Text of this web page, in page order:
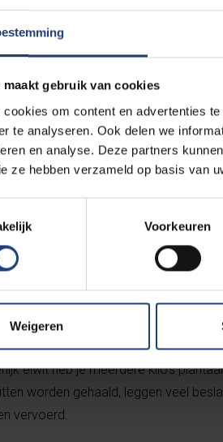
maakt gebruik van cookies
cookies om content en advertenties
te analyseren. Ook delen we
en analyse. Deze partners
ze hebben verzameld op basis van
Voorkeuren
Weigeren
DAPPER
deelnemers breidt intussen
kookboeken. Meer nog, hoe
maar nog tot 26 maart kan je
waarom
maaltijden in hetVUB-restaurantis
voetafdruk.
eiwit heb je meerdere kilo’s
worden gehaald, leggen veel
vervoerd.